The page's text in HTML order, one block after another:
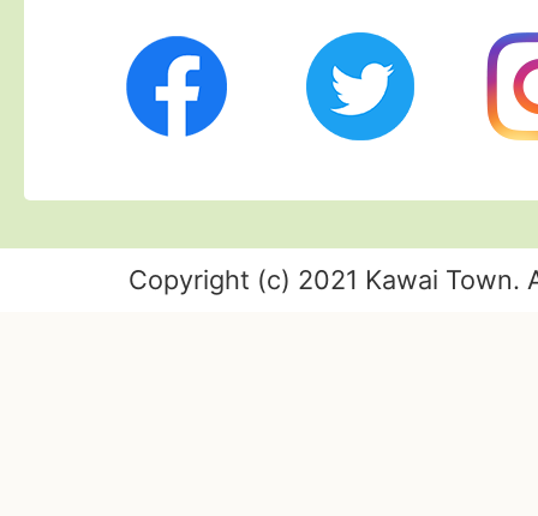
Facebook Twitter
Copyright (c) 2021 Kawai Town.